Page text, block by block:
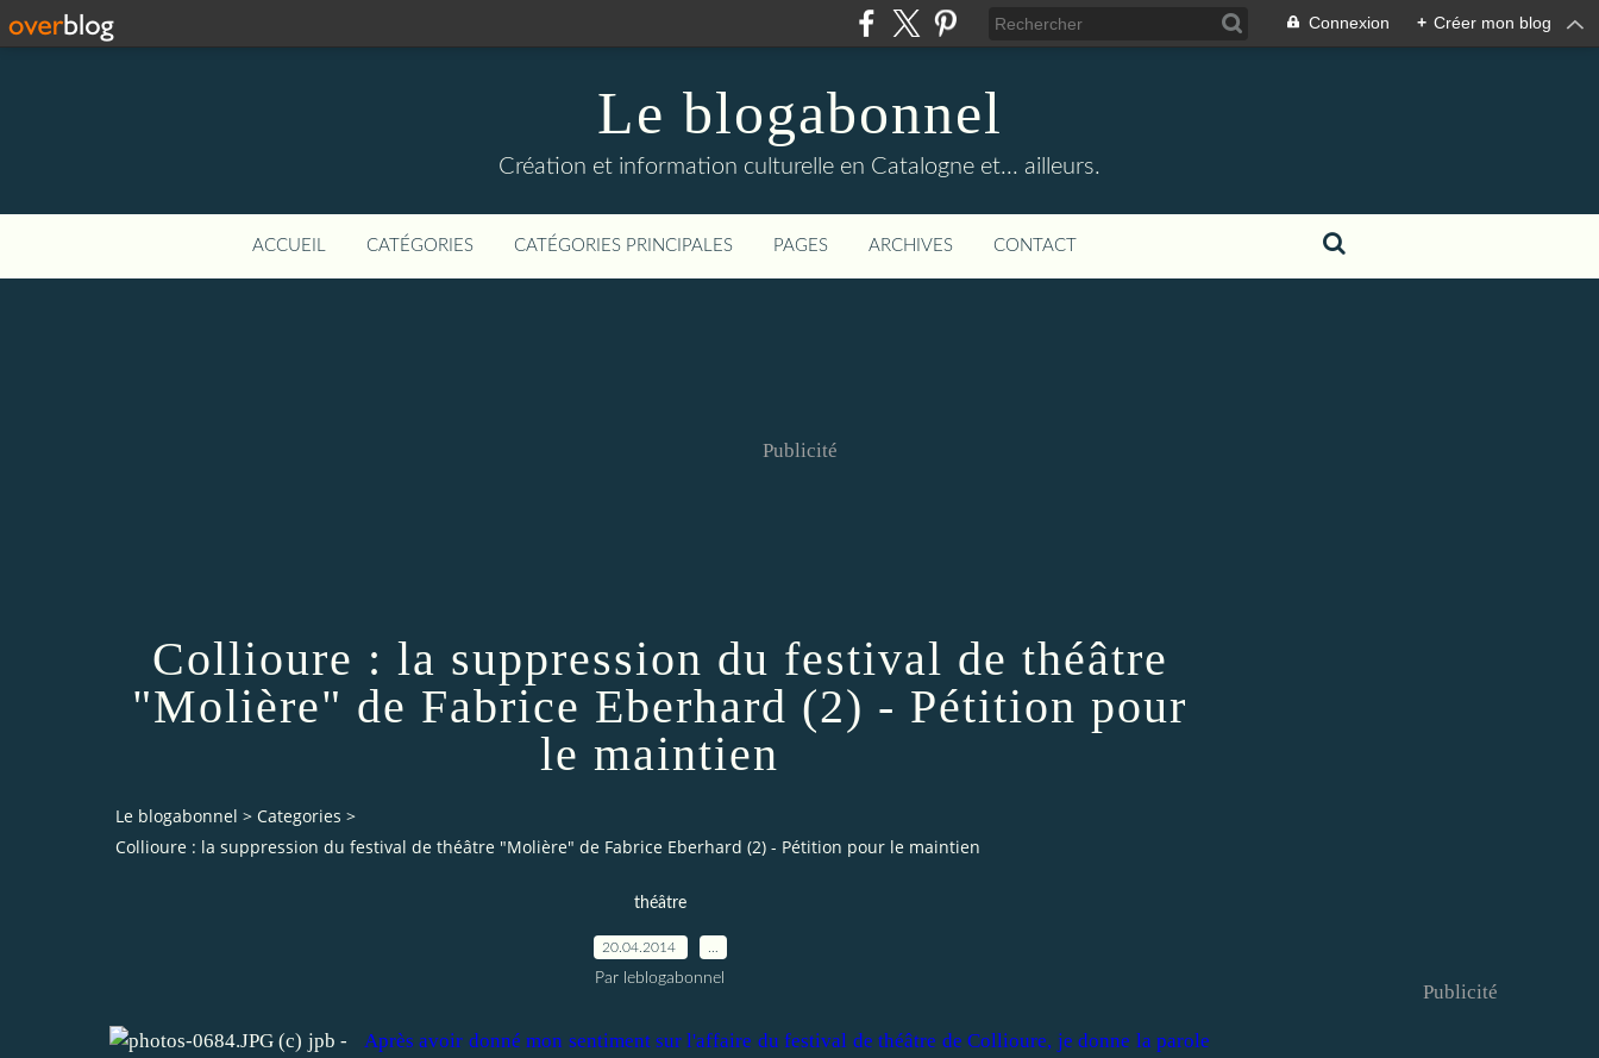
Connexion + Créer mon blog
Le blogabonnel
Création et information culturelle en Catalogne et... ailleurs.
ACCUEIL CATÉGORIES CATÉGORIES PRINCIPALES PAGES ARCHIVES CONTACT
Publicité
Collioure : la suppression du festival de théâtre
"Molière" de Fabrice Eberhard (2) - Pétition pour
le maintien
Le blogabonnel > Categories >
Collioure : la suppression du festival de théâtre "Molière" de Fabrice Eberhard (2) - Pétition pour le maintien
théâtre
20.04.2014
Par leblogabonnel
(c) jpb - Après avoir donné mon sentiment sur l'affaire du festival de théâtre de Collioure, je donne la parole
Publicité